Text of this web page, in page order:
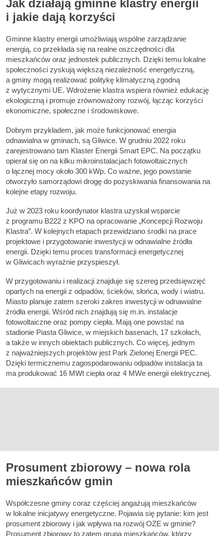
Jak działają gminne klastry energii
i jakie dają korzyści
Gminne klastry energii umożliwiają wspólne zarządzanie
energią, co przekłada się na realne oszczędności dla
mieszkańców oraz jednostek publicznych. Dzięki temu lokalne
społeczności zyskują większą niezależność energetyczną,
a gminy mogą realizować politykę klimatyczną zgodną
z wytycznymi UE. Wdrożenie klastra wspiera również edukację
ekologiczną i promuje zrównoważony rozwój, łącząc korzyści
ekonomiczne, społeczne i środowiskowe.
Dobrym przykładem, jak może funkcjonować energia
odnawialna w gminach, są Gliwice. W grudniu 2022 roku
zarejestrowano tam Klaster Energii Smart EPC. Na początku
opierał się on na kilku mikroinstalacjach fotowoltaicznych
o łącznej mocy około 300 kWp. Co ważne, jego powstanie
otworzyło samorządowi drogę do pozyskiwania finansowania na
kolejne etapy rozwoju.
Już w 2023 roku koordynator klastra uzyskał wsparcie
z programu B222 z KPO na opracowanie „Koncepcji Rozwoju
Klastra”. W kolejnych etapach przewidziano środki na prace
projektowe i przygotowanie inwestycji w odnawialne źródła
energii. Dzięki temu proces transformacji energetycznej
w Gliwicach wyraźnie przyspieszył.
W przygotowaniu i realizacji znajduje się szereg przedsięwzięć
opartych na energii z odpadów, ścieków, słońca, wody i wiatru.
Miasto planuje zatem szeroki zakres inwestycji w odnawialne
źródła energii. Wśród nich znajdują się m.in. instalacje
fotowoltaiczne oraz pompy ciepła. Mają one powstać na
stadionie Piasta Gliwice, w miejskich basenach, 17 szkołach,
a także w innych obiektach publicznych. Co więcej, jednym
z najważniejszych projektów jest Park Zielonej Energii PEC.
Dzięki termicznemu zagospodarowaniu odpadów instalacja ta
ma produkować 16 MWt ciepła oraz 4 MWe energii elektrycznej.
Prosument zbiorowy – nowa rola
mieszkańców gmin
Współczesne gminy coraz częściej angażują mieszkańców
w lokalne inicjatywy energetyczne. Pojawia się pytanie: kim jest
prosument zbiorowy i jak wpływa na rozwój OZE w gminie?
Prosument zbiorowy to zatem grupa mieszkańców, którzy